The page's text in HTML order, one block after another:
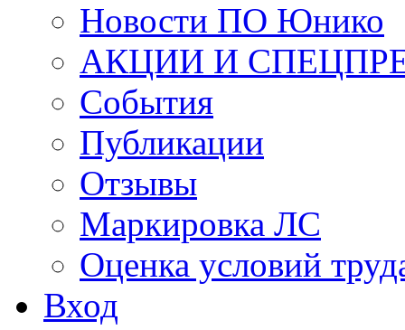
Новости ПО Юнико
АКЦИИ И
События
Публикации
Отзывы
Маркировка ЛС
Оценка условий
Вход